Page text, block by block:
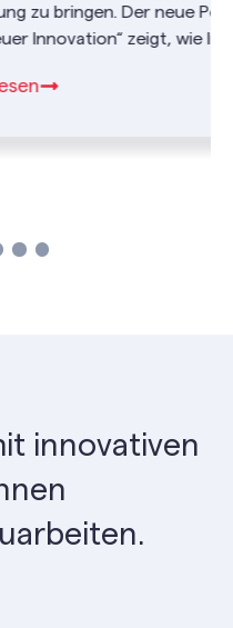
neue Podcast
wie Innovation
innovativen